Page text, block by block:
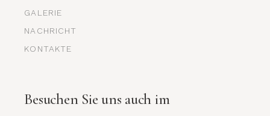
GALERIE
NACHRICHT
KONTAKTE
Besuchen Sie uns auch im